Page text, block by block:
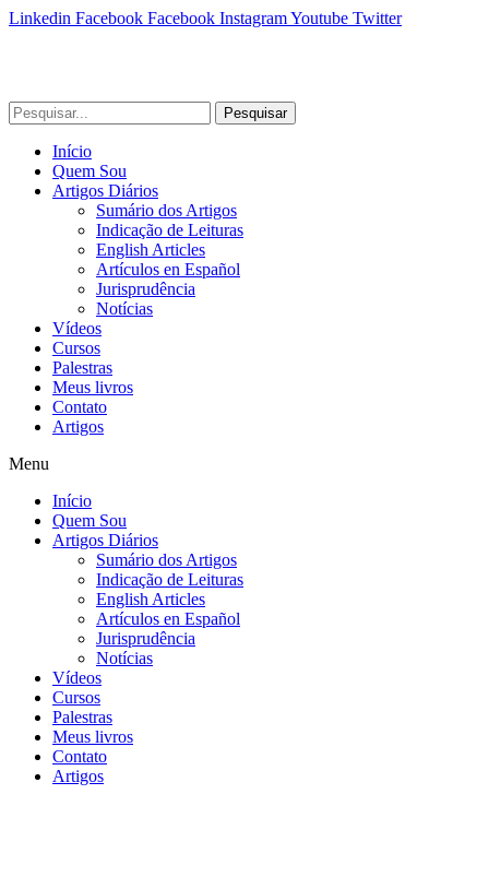
Linkedin Facebook Facebook InstagramYoutube Twitter
Pesquisar
Início
Quem Sou
Artigos Diários
Sumário dos Artigos
Indicação de Leituras
English Articles
Artículos en Español
Jurisprudência
Notícias
Vídeos
Cursos
Palestras
Meus livros
Contato
Artigos
Menu
Início
Quem Sou
Artigos Diários
Sumário dos Artigos
Indicação de Leituras
English Articles
Artículos en Español
Jurisprudência
Notícias
Vídeos
Cursos
Palestras
Meus livros
Contato
Artigos